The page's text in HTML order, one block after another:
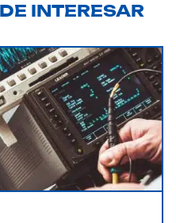
INTERESAR